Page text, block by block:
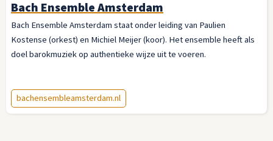
Bach Ensemble Amsterdam
Bach Ensemble Amsterdam staat onder leiding van Paulien
Kostense (orkest) en Michiel Meijer (koor). Het ensemble heeft als
doel barokmuziek op authentieke wijze uit te voeren.
bachensembleamsterdam.nl